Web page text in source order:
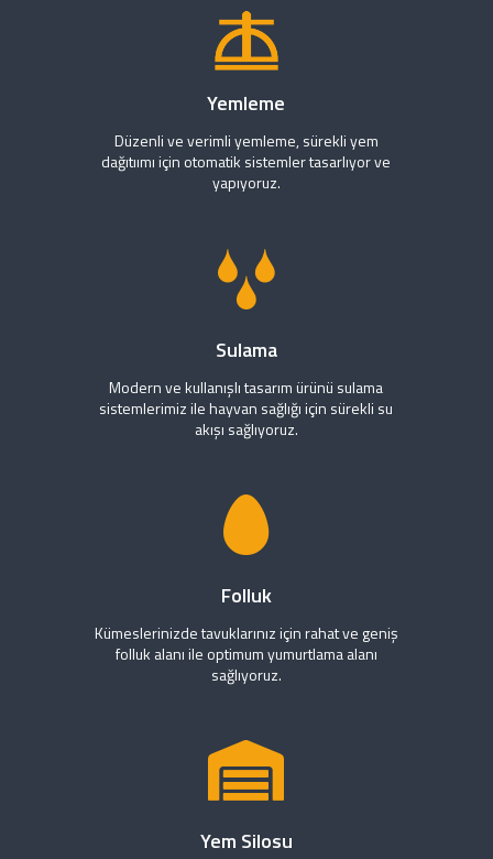
Yemleme
Düzenli ve verimli yemleme, sürekli yem
dağıtıımı için otomatik sistemler tasarlıyor ve
yapıyoruz.
Sulama
Modern ve kullanışlı tasarım ürünü sulama
sistemlerimiz ile hayvan sağlığı için sürekli su
akışı sağlıyoruz.
Folluk
Kümeslerinizde tavuklarınız için rahat ve geniş
folluk alanı ile optimum yumurtlama alanı
sağlıyoruz.
Yem Silosu